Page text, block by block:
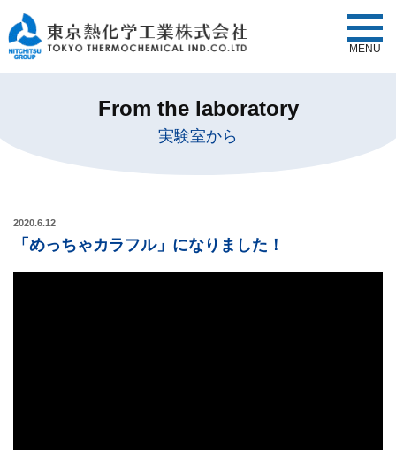
MENU
From the laboratory
実験室から
2020.6.12
「めっちゃカラフル」になりました！